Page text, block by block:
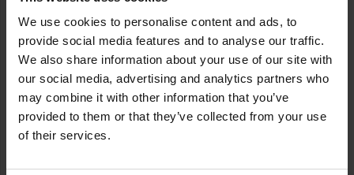
We use cookies to personalise content and ads, to
provide social media features and to analyse our traffic.
We also share information about your use of our site with
our social media, advertising and analytics partners who
may combine it with other information that you’ve
provided to them or that they’ve collected from your use
of their services.